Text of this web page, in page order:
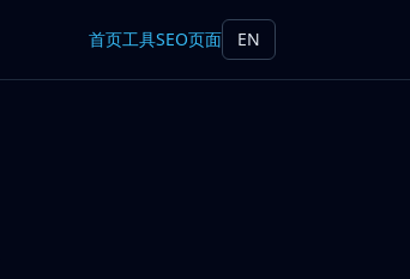
首页工具SEO页面 EN